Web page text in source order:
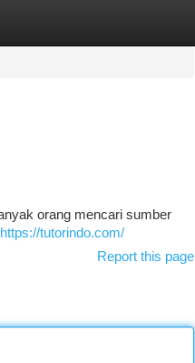
orang mencari sumber
https://tutorindo.com/
Report this page